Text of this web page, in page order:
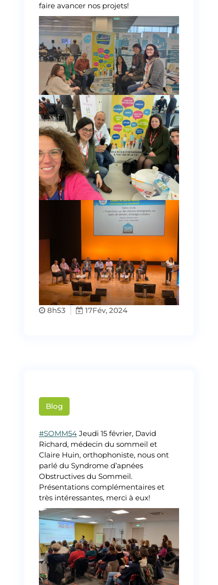
faire avancer nos projets!
8h53 17Fév, 2024
Blog
#SOMM54 Jeudi 15 février, David
Richard, médecin du sommeil et
Claire Huin, orthophoniste, nous ont
parlé du Syndrome d’apnées
Obstructives du Sommeil.
Présentations complémentaires et
très intéressantes, merci à eux!